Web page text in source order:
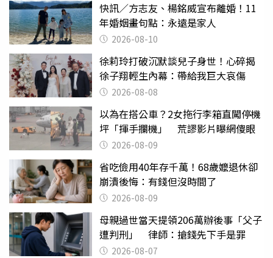
快訊／方志友、楊銘威宣布離婚！11
年婚姻畫句點：永遠是家人
2026-08-10
徐莉玲打破沉默談兒子身世！心碎揭
徐子翔輕生內幕：帶給我巨大哀傷
2026-08-08
以為在搭公車？2女拖行李箱直闖停機
坪「揮手攔機」 荒謬影片曝網傻眼
2026-08-09
省吃儉用40年存千萬！68歲嬤退休卻
崩潰後悔：有錢但沒時間了
2026-08-09
母親過世當天提領206萬辦後事「父子
遭判刑」 律師：搶錢先下手是罪
2026-08-07